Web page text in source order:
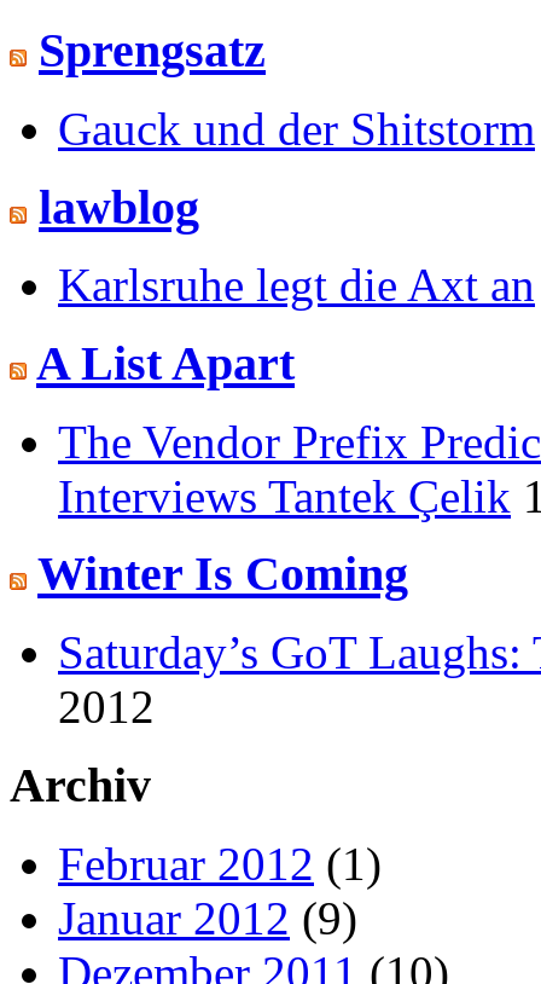
Sprengsatz
Gauck und der Shitstorm
lawblog
Karlsruhe legt die Axt an
A List Apart
The Vendor Prefix
Interviews Tantek Çelik
Winter Is Coming
Saturday’s GoT
2012
Archiv
Februar 2012 (1)
Januar 2012 (9)
Dezember 2011 (10)